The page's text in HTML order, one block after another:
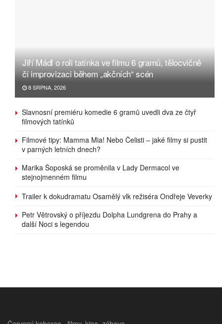
Jiří Mádl o roli tatínka ve filmu 6 gramů, tělocvičně
či improvizaci během „akčních“ scén
8 SRPNA, 2026
Slavnosní premiéru komedie 6 gramů uvedli dva ze čtyř
filmových tatínků
Filmové tipy: Mamma Mia! Nebo Čelisti – jaké filmy si pustit
v parných letních dnech?
Marika Šoposká se proměnila v Lady Dermacol ve
stejnojmenném filmu
Trailer k dokudramatu Osamělý vlk režiséra Ondřeje Veverky
Petr Větrovský o příjezdu Dolpha Lundgrena do Prahy a
další Noci s legendou